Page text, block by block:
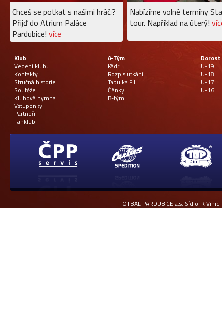
Chceš se potkat s našimi hráči?
Přijď do Atrium Paláce
Pardubice! více
Nabízíme volné termíny
tour. Například na úterý!
Klub
Vedení klubu
Kontakty
Stručná historie
Soutěže
Klubová hymna
Vstupenky
Partneři
Fanklub
A-Tým
Kádr
Rozpis utkání
Tabulka F:L
Články
B-tým
Dorost
U-19
U-18
U-17
U-16
FOTBAL PARDUBICE a.s. Sídlo: K